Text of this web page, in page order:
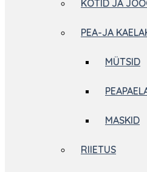
KOTID JA
PEA-JA
MÜTSID
MASKID
RIIETUS